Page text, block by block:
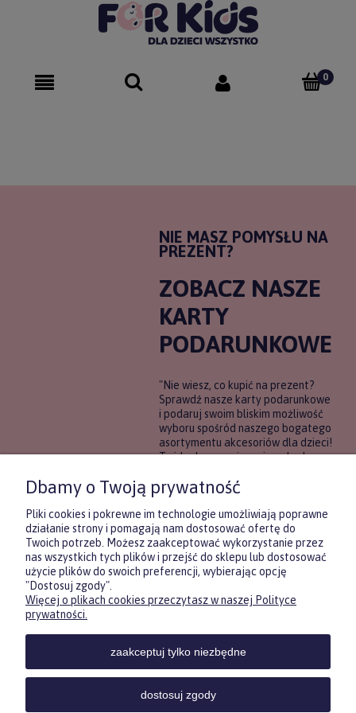
NIE MASZ POMYSŁU NA
PREZENT?
ZOBACZ NASZE
KARTY
PODARUNKOWE
"Nie wiesz, co kupić na prezent?
Sprawdź nasze karty podarunkowe
i podaruj swoim bliskim możliwość
wyboru spośród naszego bogatego
asortymentu akcesoriów dla dzieci!
To idealne rozwiązanie, gdy chcesz
pewności, co będzie najbardziej
trafione.
DOWIEDZ SIĘ WIĘCEJ
KONTAKTPOMOC MOJE
Dbamy o Twoją prywatność
Pliki cookies i pokrewne im technologie umożliwiają poprawne
działanie strony i pomagają nam dostosować ofertę do
Twoich potrzeb. Możesz zaakceptować wykorzystanie przez
nas wszystkich tych plików i przejść do sklepu lub dostosować
użycie plików do swoich preferencji, wybierając opcję
"Dostosuj zgody".
Więcej o plikach cookies przeczytasz w naszej Polityce
prywatności.
zaakceptuj tylko niezbędne
dostosuj zgody
Zasubskrybuj nasz newsletter
i otrzymaj5% rabatu na pierwszyzakup.